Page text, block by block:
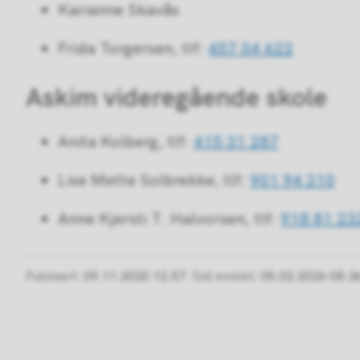
Karianne Skavås
Frida Torgersen, tlf:457 04 622
Askim videregående skole
Anita Kolberg, tlf:415 31 287
Lise Mette Solbrekke, tlf: 901 94 210
Anne Kjersti T. Halvorsen, tlf: 918 81
Publisert 09.11.2020 12.57 Sist endret 05.02.2026